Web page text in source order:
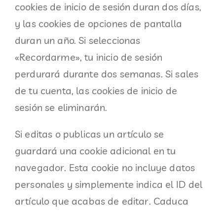
cookies de inicio de sesión duran dos días,
y las cookies de opciones de pantalla
duran un año. Si seleccionas
«Recordarme», tu inicio de sesión
perdurará durante dos semanas. Si sales
de tu cuenta, las cookies de inicio de
sesión se eliminarán.
Si editas o publicas un artículo se
guardará una cookie adicional en tu
navegador. Esta cookie no incluye datos
personales y simplemente indica el ID del
artículo que acabas de editar. Caduca